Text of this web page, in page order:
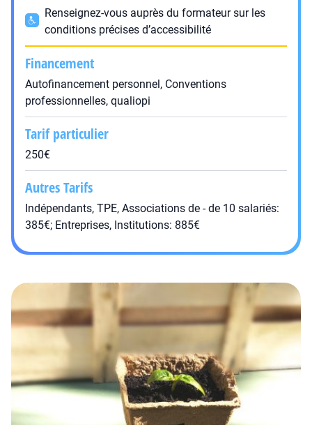
Renseignez-vous auprès du formateur sur les
conditions précises d’accessibilité
Financement
Autofinancement personnel, Conventions
professionnelles, qualiopi
Tarif particulier
250€
Autres Tarifs
Indépendants, TPE, Associations de - de 10 salariés:
385€; Entreprises, Institutions: 885€